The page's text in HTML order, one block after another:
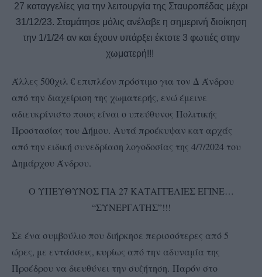
27 καταγγελίες για την λειτουργία της Σταυροπέδας μέχρι
31/12/23. Σταμάτησε μόλις ανέλαβε η σημερινή διοίκηση
την 1/1/24 αν και έχουν υπάρξει έκτοτε 3 φωτιές στην
χωματερή!!!
Άλλες 500χιλ € επιπλέον πρόστιμο για τον Δ Άνδρου
από την διαχείριση της χωματερής, ενώ έμεινε
αδιευκρίνιστο ποιος είναι ο υπεύθυνος Πολιτικής
Προστασίας του Δήμου. Αυτά προέκυψαν κατ αρχάς
από την ειδική συνεδρίαση λογοδοσίας της 4/7/2024 του
Δημάρχου Άνδρου.
Ο ΥΠΕΥΘΥΝΟΣ ΓΙΑ 27 ΚΑΤΑΓΓΕΛΙΕΣ ΕΓΙΝΕ…
“ΣΥΝΕΡΓΑΤΗΣ”!!!
Σε ένα συμβούλιο που διήρκησε περισσότερες από 5
ώρες, με εντάσσεις, κυρίως από την αδυναμία της
Προέδρου να διευθύνει την συζήτηση. Παρόν στο